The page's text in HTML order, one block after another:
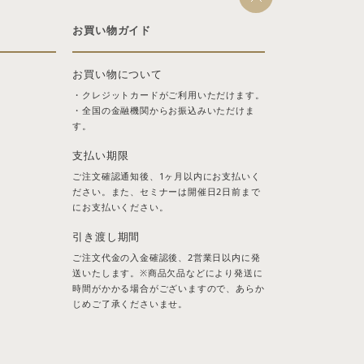
お買い物ガイド
お買い物について
・クレジットカードがご利用いただけます。
・全国の金融機関からお振込みいただけま
す。
支払い期限
ご注文確認通知後、1ヶ月以内にお支払いく
ださい。また、セミナーは開催日2日前まで
にお支払いください。
引き渡し期間
ご注文代金の入金確認後、2営業日以内に発
送いたします。※商品欠品などにより発送に
時間がかかる場合がございますので、あらか
じめご了承くださいませ。